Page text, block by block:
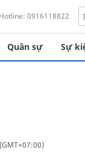
Hotline: 0916118822
Quân sự Sự